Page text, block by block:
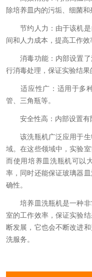
除培养皿内的污垢、细菌
节约人力：由于该机是
间和人力成本，提高工作效
消毒功能：内部设置了
行消毒处理，保证实验结果
适应性广：适用于多种
管、三角瓶等。
安全性高：内部设置有
该洗瓶机广泛应用于生
域。在这些领域中，实验
而使用培养皿洗瓶机可以
率，同时还能保证玻璃器
确性。
培养皿洗瓶机是一种非
室的工作效率，保证实验
断发展，它也会不断改进
洗服务。